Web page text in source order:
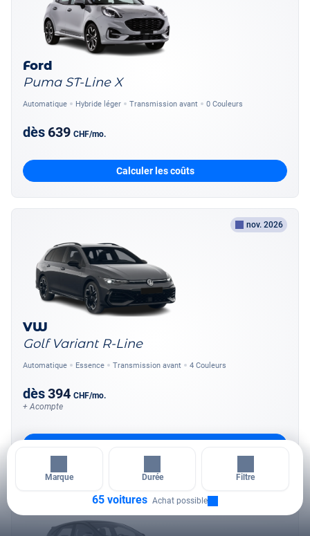
Marque Durée Filtre
65 voitures Achat possible
Ford
Puma ST-Line X
Automatique Hybride léger Transmission avant 0 Couleurs
dès 639 CHF/mo.
Calculer les coûts
nov. 2026
VW
Golf Variant R-Line
Automatique Essence Transmission avant 4 Couleurs
dès394 CHF/mo.
+ Acompte
VOITURE D'OCCASION